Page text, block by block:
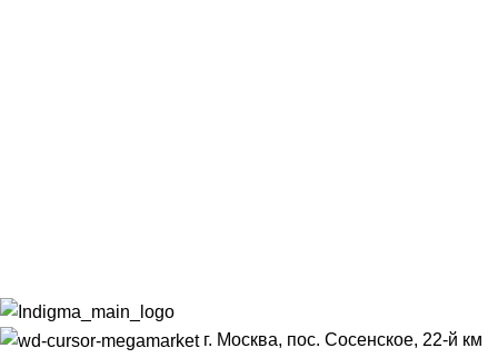
г. Москва, пос. Сосенское, 22-й км